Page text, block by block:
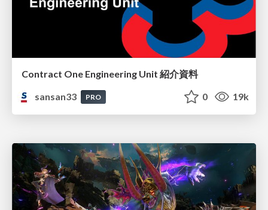
Contract One Engineering Unit 紹介資料
sansan33
PRO 0 19k